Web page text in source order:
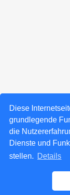
Diese
grundlegende
die
Dienste und
stellen. Details